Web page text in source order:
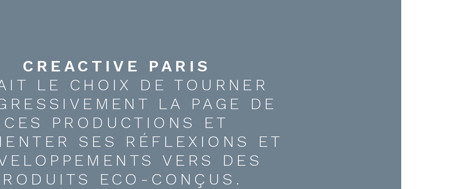
CREACTIVE PARIS
LE CHOIX DE TOURNER
LA PAGE DE
CES PRODUCTIONS ET
SES RÉFLEXIONS ET
VERS DES
ECO-CONÇUS.